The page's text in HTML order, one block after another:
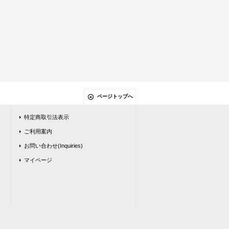
ページトップへ
特定商取引法表示
ご利用案内
お問い合わせ(Inquiries)
マイページ